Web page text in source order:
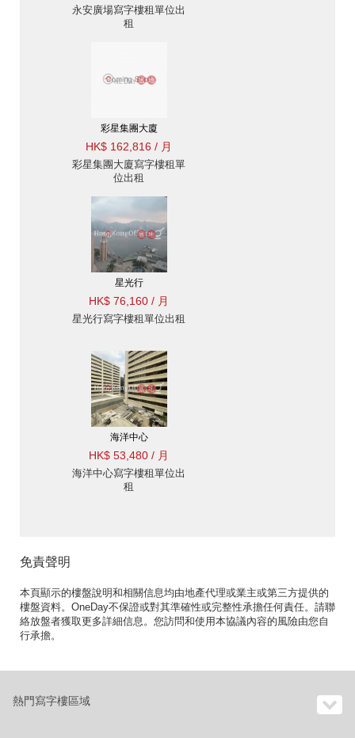
永安廣場寫字樓租單位出
租
彩星集團大廈
HK$ 162,816 / 月
彩星集團大廈寫字樓租單
位出租
星光行
HK$ 76,160 / 月
星光行寫字樓租單位出租
海洋中心
HK$ 53,480 / 月
海洋中心寫字樓租單位出
租
免責聲明
本頁顯示的樓盤說明和相關信息均由地產代理或業主或第三方提供的
樓盤資料。OneDay不保證或對其準確性或完整性承擔任何責任。請聯
絡放盤者獲取更多詳細信息。您訪問和使用本協議內容的風險由您自
行承擔。
熱門寫字樓區域